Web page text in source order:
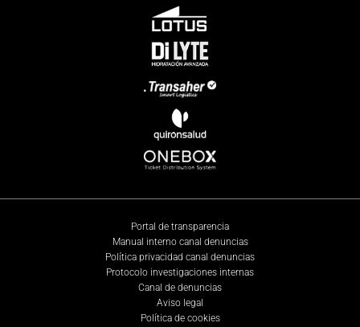
Portal de transparencia
Manual interno canal denuncias
Política privacidad canal denuncias
Protocolo investigaciones internas
Canal de denuncias
Aviso legal
Política de cookies